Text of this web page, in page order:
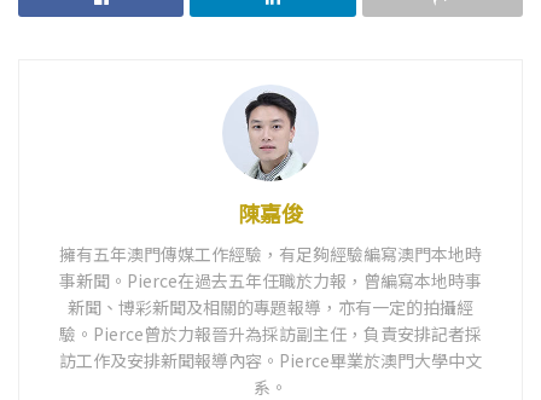
陳嘉俊
擁有五年澳門傳媒工作經驗，有足夠經驗編寫澳門本地時
事新聞。Pierce在過去五年任職於力報，曾編寫本地時事
新聞、博彩新聞及相關的專題報導，亦有一定的拍攝經
驗。Pierce曾於力報晉升為採訪副主任，負責安排記者採
訪工作及安排新聞報導內容。Pierce畢業於澳門大學中文
系。